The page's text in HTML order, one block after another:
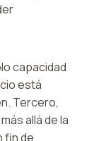
capacidad
está
Tercero,
allá de la
fin de